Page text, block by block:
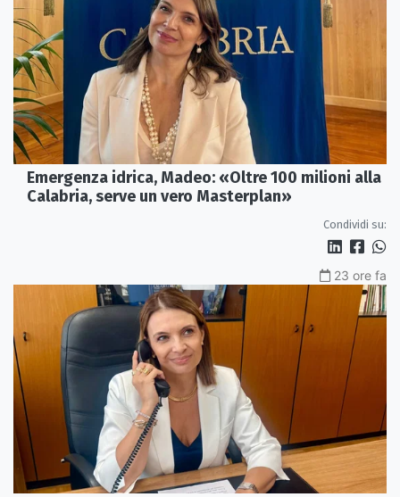
Emergenza idrica, Madeo: «Oltre 100 milioni alla
Calabria, serve un vero Masterplan»
Condividi su:
23 ore fa